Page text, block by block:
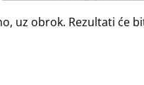
uz obrok. Rezultati će